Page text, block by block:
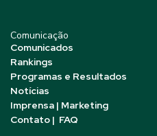
Comunicação
Comunicados
Rankings
Programas e Resultados
Notícias
Imprensa | Marketing
Contato | FAQ